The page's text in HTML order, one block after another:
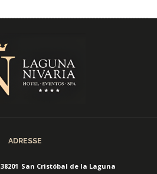
ADRESSE
38201 San Cristóbal de la Laguna